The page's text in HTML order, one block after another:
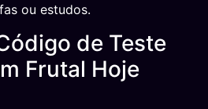
ou estudos.
de Teste
Frutal Hoje